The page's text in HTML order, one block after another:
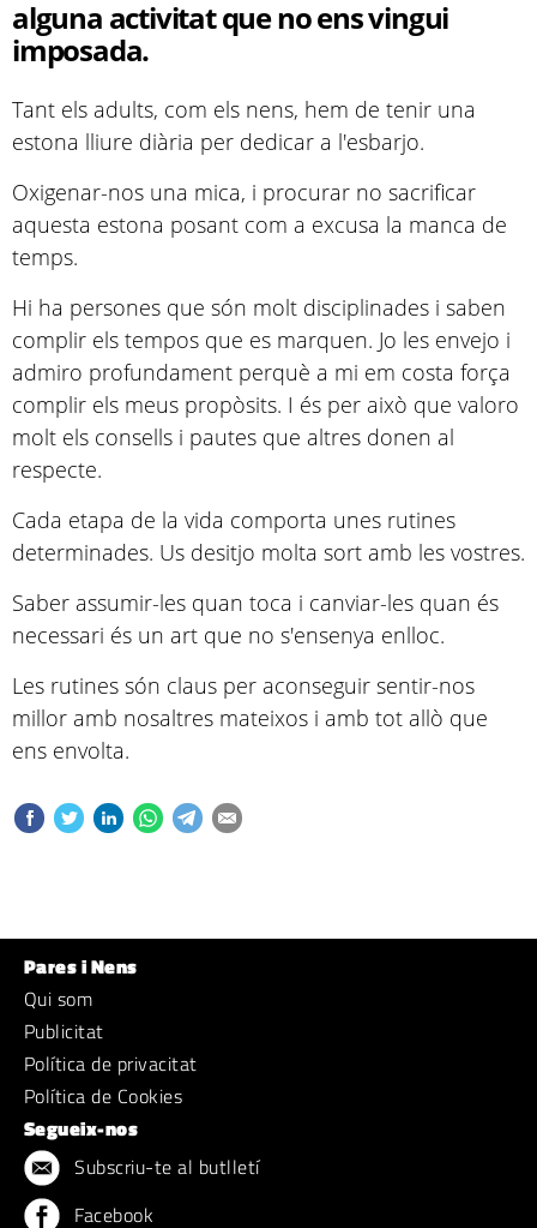
alguna activitat que no ens vingui
imposada.
Tant els adults, com els nens, hem de tenir una
estona lliure diària per dedicar a l'esbarjo.
Oxigenar-nos una mica, i procurar no sacrificar
aquesta estona posant com a excusa la manca de
temps.
Hi ha persones que són molt disciplinades i saben
complir els tempos que es marquen. Jo les envejo i
admiro profundament perquè a mi em costa força
complir els meus propòsits. I és per això que valoro
molt els consells i pautes que altres donen al
respecte.
Cada etapa de la vida comporta unes rutines
determinades. Us desitjo molta sort amb les vostres.
Saber assumir-les quan toca i canviar-les quan és
necessari és un art que no s'ensenya enlloc.
Les rutines són claus per aconseguir sentir-nos
millor amb nosaltres mateixos i amb tot allò que
ens envolta.
Pares i Nens
Qui som
Publicitat
Política de privacitat
Política de Cookies
Segueix-nos
Subscriu-te al butlletí
Facebook